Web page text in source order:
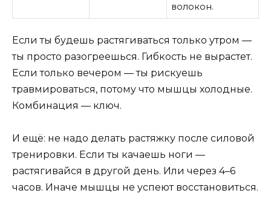
волокон.
Если ты будешь растягиваться только утром —
ты просто разогреешься. Гибкость не вырастет.
Если только вечером — ты рискуешь
травмироваться, потому что мышцы холодные.
Комбинация — ключ.
И ещё: не надо делать растяжку после силовой
тренировки. Если ты качаешь ноги —
растягивайся в другой день. Или через 4–6
часов. Иначе мышцы не успеют восстановиться.